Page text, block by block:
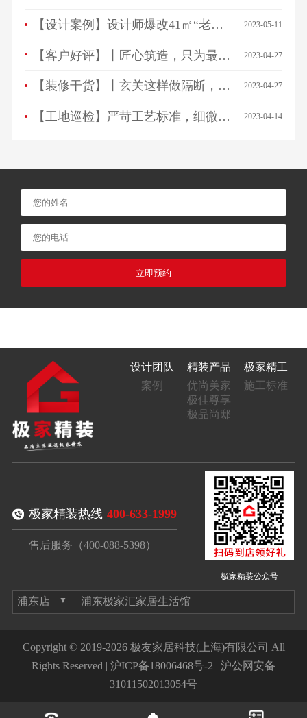
【设计案例】设计师爆改41㎡“老破小”，一房变三房，住祖孙三代五口人不拥挤！ 2023-05-11
【客户好评】丨匠心筑造，只为最美相遇，来看看ta们怎么说… 2023-04-27
【装修干货】丨玄关这样做隔断，一进门就被惊艳！ 2023-04-27
【工地巡检】严苛工艺标准，细微之处见品质！ 2023-04-14
立即预约
设计团队
案例
精装产品
优尚美家
极佳尊享
极品尚邸
极家精工
施工标准
极家精装热线 400-633-1999
售后服务（400-088-5398）
极家精装公众号
浦东极家汇家居生活馆
Copyright © 2019-2026 极友家居科技(上海)有限公司 All
Rights Reserved | 沪ICP备18006468号-2
沪公网安备
31011502013054号